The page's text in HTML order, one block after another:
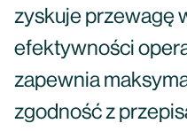
zyskuje przewagę
efektywności
zapewnia
zgodność z